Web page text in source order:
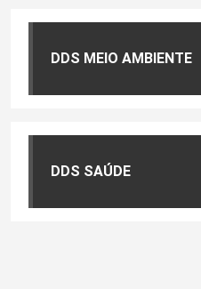
DDS MEIO AMBIENTE
DDS SAÚDE